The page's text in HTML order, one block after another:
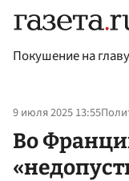
Покушение на
9 июля 2025 13:55
Во